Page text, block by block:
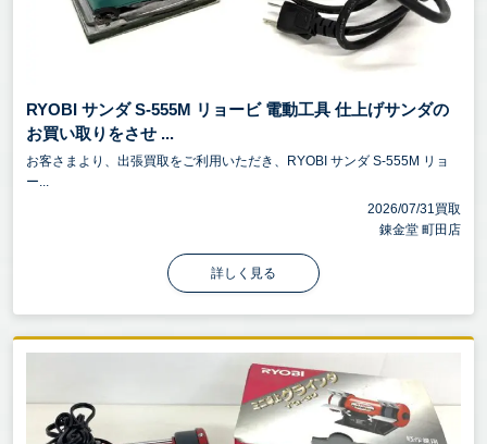
スティックタイプの小型・軽量インパクトドライバ
ーで、狭い作業環境でも扱いやすいデザインが特徴
買取電動工具の高価買取ポイントは、**年式・状態・
付属品・市場需要**です。最新モデルで傷や汚れが少
なく、バッテリーや充電器などの付属品が揃ってい
ると高評価。特に**3月～11月（建設業界の繁忙期）
**は需要が高まり、高価買取が期待できます。また、
**12月～2月のDIY需要**も一部の工具では買取価格が
上がる傾向があります。ポイント：未使用品であれ
ば高価買取が期待できます。使用品でも状態が良好
錬金堂は家具、家電、ブランド品、洋服、スポーツ
RYOBI サンダ S-555M リョービ 電動工具 仕上げサンダの
お買い取りをさせ ...
お客さまより、出張買取をご利用いただき、RYOBI サンダ S-555M リョ
ー...
2026/07/31買取
錬金堂 町田店
詳しく見る